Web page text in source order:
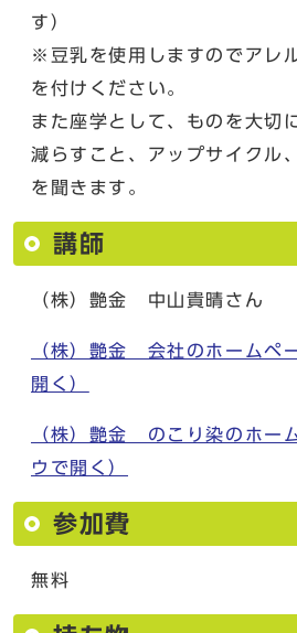
す）
※豆乳を使用しますのでアレ
を付けください。
また座学として、ものを大切
減らすこと、アップサイクル
を聞きます。
講師
（株）艶金 中山貴晴さん
（株）艶金 会社のホームペ
開く）
（株）艶金 のこり染のホー
ウで開く）
参加費
無料